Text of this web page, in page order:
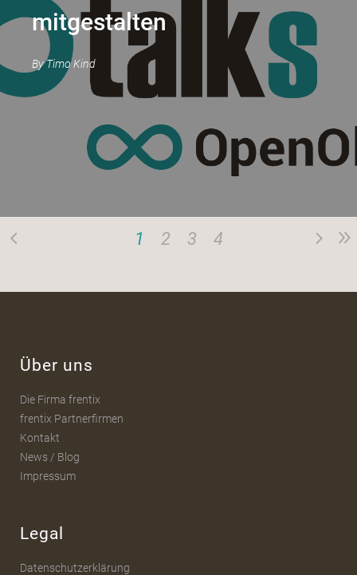
mitgestalten
ByTimo Kind
1 2 3 4
Über uns
Die Firma frentix
frentix Partnerfirmen
Kontakt
News / Blog
Impressum
Legal
Datenschutzerklärung